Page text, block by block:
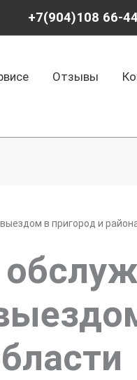
+7(904)108 66-44
Отзывы
в пригород и